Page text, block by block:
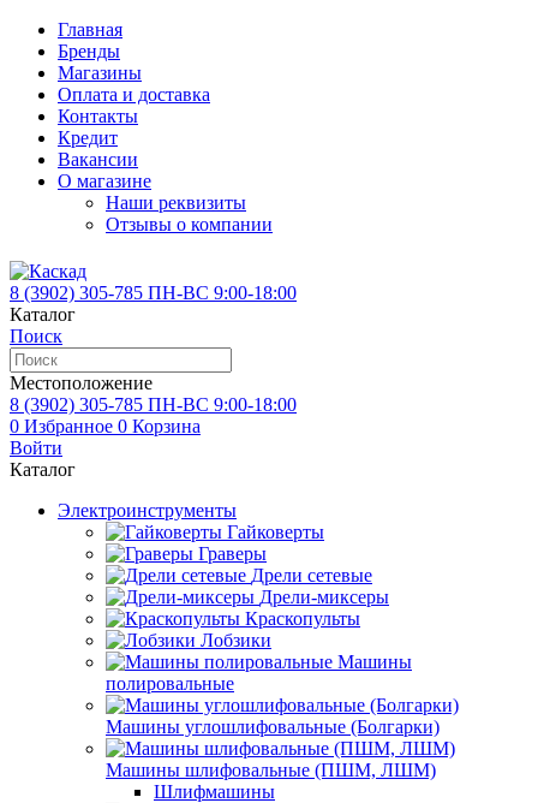
Главная
Бренды
Магазины
Оплата и доставка
Контакты
Кредит
Вакансии
О магазине
Наши реквизиты
Отзывы о компании
8 (3902) 305-785 ПН-ВС 9:00-18:00
Каталог
Поиск
Местоположение
8 (3902) 305-785 ПН-ВС 9:00-18:00
0 Избранное 0 Корзина
Войти
Каталог
Электроинструменты
Гайковерты
Граверы
Дрели сетевые
Дрели-миксеры
Краскопульты
Лобзики
Машины
полировальные
Машины углошлифовальные (Болгарки)
Машины шлифовальные (ПШМ, ЛШМ)
Шлифмашины